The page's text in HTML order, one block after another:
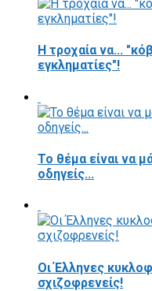
Η τροχαία να...
εγκληματίες"!
Το θέμα είναι να
οδηγείς...
Οι Έλληνες
σχιζοφρενείς!